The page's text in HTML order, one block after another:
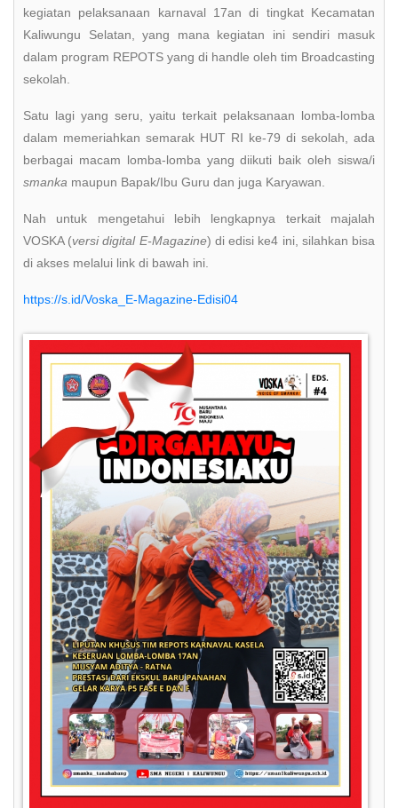
kegiatan pelaksanaan karnaval 17an di tingkat Kecamatan
Kaliwungu Selatan, yang mana kegiatan ini sendiri masuk
dalam program REPOTS yang di handle oleh tim Broadcasting
sekolah.
Satu lagi yang seru, yaitu terkait pelaksanaan lomba-lomba
dalam memeriahkan semarak HUT RI ke-79 di sekolah, ada
berbagai macam lomba-lomba yang diikuti baik oleh siswa/i
smanka maupun Bapak/Ibu Guru dan juga Karyawan.
Nah untuk mengetahui lebih lengkapnya terkait majalah
VOSKA (versi digital E-Magazine) di edisi ke4 ini, silahkan bisa
di akses melalui link di bawah ini.
https://s.id/Voska_E-Magazine-Edisi04